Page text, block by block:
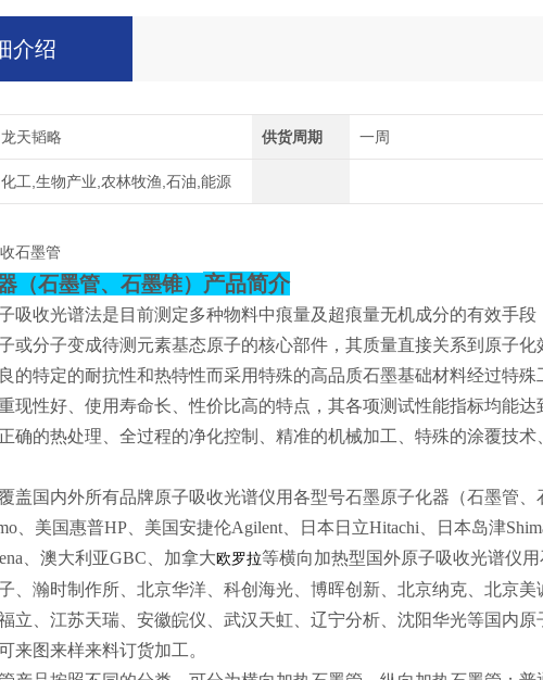
介绍
龙天韬略 供货周期 一周
化工,生物产业,农林牧渔,石油,能源
石墨管
（石墨管、石墨锥） 产品简介
吸收光谱法是目前测定多种物料中痕量及超痕量无机成分的有效手
或分子变成待测元素基态原子的核心部件，其质量直接关系到原子
的特定的耐抗性和热特性而采用特殊的高品质石墨基础材料经过特
现性好、使用寿命长、性价比高的特点，其各项测试性能指标均能达
确的热处理、全过程的净化控制、精准的机械加工、特殊的涂覆技
盖国内外所有品牌原子吸收光谱仪用各型号石墨原子化器（石墨管、
、美国惠普HP、美国安捷伦Agilent、日本日立Hitachi、日本岛津
、澳大利亚GBC、加拿大欧罗拉等横向加热型国外原子吸收光谱仪
、瀚时制作所、北京华洋、科创海光、博晖创新、北京纳克、北京
立、江苏天瑞、安徽皖仪、武汉天虹、辽宁分析、沈阳华光等国内
来图来样来料订货加工。